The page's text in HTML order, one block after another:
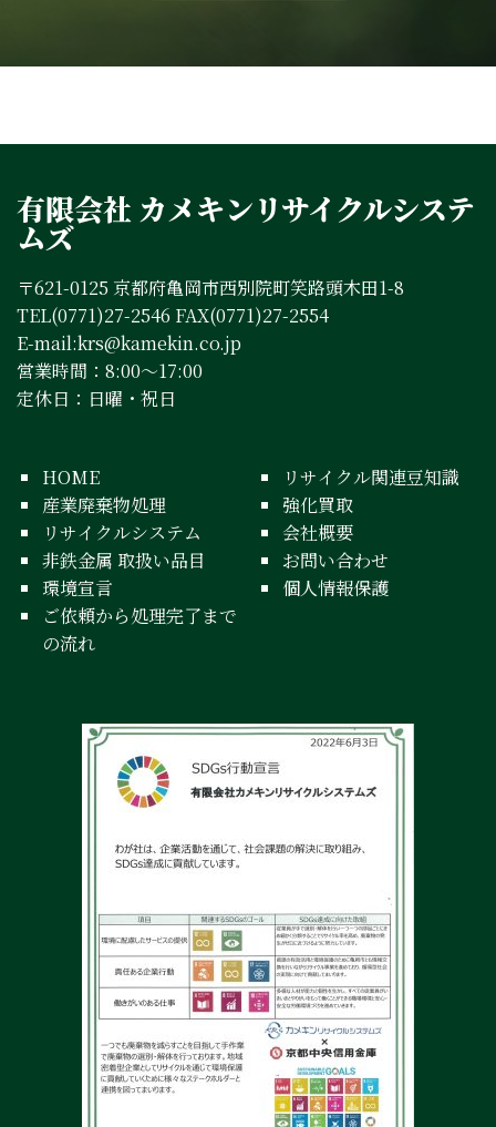
有限会社 カメキンリサイクルシステ
ムズ
〒621-0125 京都府亀岡市西別院町笑路頭木田1-8
TEL(0771)27-2546 FAX(0771)27-2554
E-mail:krs@kamekin.co.jp
営業時間：8:00～17:00
定休日：日曜・祝日
HOME
産業廃棄物処理
リサイクルシステム
非鉄金属 取扱い品目
環境宣言
ご依頼から処理完了まで
の流れ
リサイクル関連豆知識
強化買取
会社概要
お問い合わせ
個人情報保護